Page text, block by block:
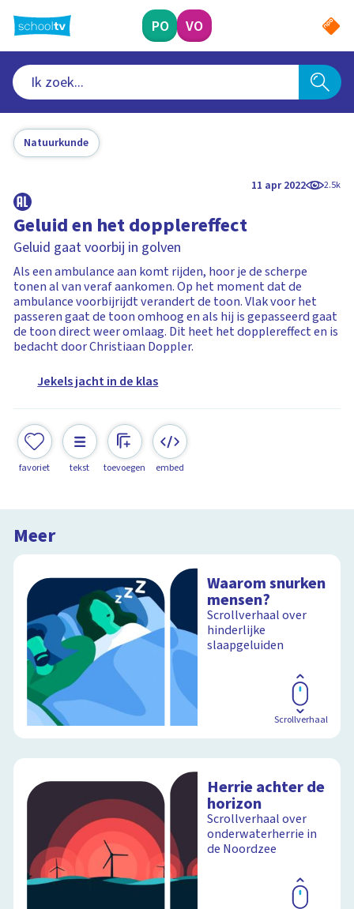
naar
hoofdinhoud
PO VO
Natuurkunde
11 apr 2022 2.5k
Geluid en het dopplereffect
Geluid gaat voorbij in golven
Als een ambulance aan komt rijden, hoor je de scherpe
tonen al van veraf aankomen. Op het moment dat de
ambulance voorbijrijdt verandert de toon. Vlak voor het
passeren gaat de toon omhoog en als hij is gepasseerd gaat
de toon direct weer omlaag. Dit heet het dopplereffect en is
bedacht door Christiaan Doppler.
Jekels jacht in de klas
favoriet tekst toevoegen embed
Meer
Waarom snurken
mensen?
Scrollverhaal over
hinderlijke
slaapgeluiden
Scrollverhaal
Herrie achter de
horizon
Scrollverhaal over
onderwaterherrie in
de Noordzee